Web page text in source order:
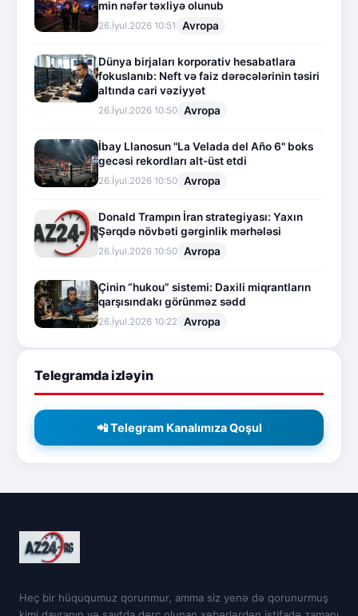
min nəfər təxliyə olunub
26.İyul.2026 10:51 Avropa
Dünya birjaları korporativ hesabatlara
fokuslanıb: Neft və faiz dərəcələrinin təsiri
altında cari vəziyyət
26.İyul.2026 10:50 Avropa
İbay Llanosun "La Velada del Año 6" boks
gecəsi rekordları alt-üst etdi
26.İyul.2026 10:50 Avropa
Donald Trampın İran strategiyası: Yaxın
Şərqdə növbəti gərginlik mərhələsi
26.İyul.2026 10:50 Avropa
Çinin “hukou” sistemi: Daxili miqrantların
qarşısındakı görünməz sədd
26.İyul.2026 10:22 Avropa
Telegramda izləyin
📲 Telegram Kanalımıza Qoşul
Heç bir hüququmuz qorunmur, amma siz yenə də qorunurmuş